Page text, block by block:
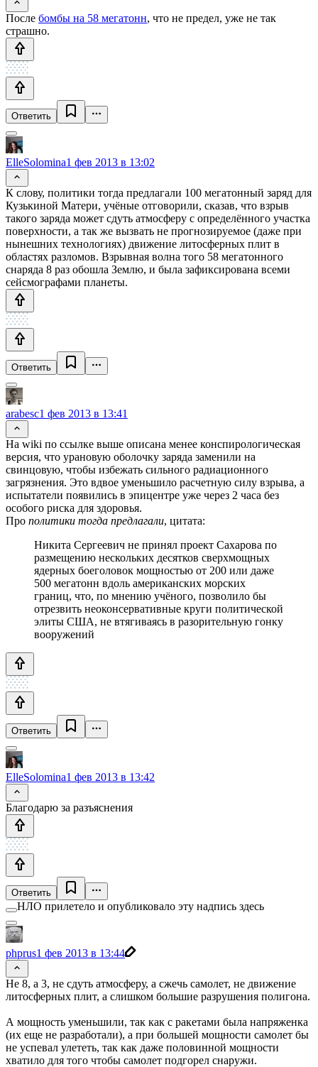
После бомбы на 58 мегатонн, что не предел, уже не так
страшно.
Ответить
ElleSolomina1 фев 2013 в 13:02
К слову, политики тогда предлагали 100 мегатонный заряд для
Кузькиной Матери, учёные отговорили, сказав, что взрыв
такого заряда может сдуть атмосферу с определённого участка
поверхности, а так же вызвать не прогнозируемое (даже при
нынешних технологиях) движение литосферных плит в
областях разломов. Взрывная волна того 58 мегатонного
снаряда 8 раз обошла Землю, и была зафиксирована всеми
сейсмографами планеты.
Ответить
arabesc1 фев 2013 в 13:41
На wiki по ссылке выше описана менее конспирологическая
версия, что урановую оболочку заряда заменили на
свинцовую, чтобы избежать сильного радиационного
загрязнения. Это вдвое уменьшило расчетную силу взрыва, а
испытатели появились в эпицентре уже через 2 часа без
особого риска для здоровья.
Про политики тогда предлагали, цитата:
Никита Сергеевич не принял проект Сахарова по
размещению нескольких десятков сверхмощных
ядерных боеголовок мощностью от 200 или даже
500 мегатонн вдоль американских морских
границ, что, по мнению учёного, позволило бы
отрезвить неоконсервативные круги политической
элиты США, не втягиваясь в разорительную гонку
вооружений
Ответить
ElleSolomina1 фев 2013 в 13:42
Благодарю за разъяснения
Ответить
НЛО прилетело и опубликовало эту надпись здесь
phprus1 фев 2013 в 13:44
Не 8, а 3, не сдуть атмосферу, а сжечь самолет, не движение
литосферных плит, а слишком большие разрушения полигона.
А мощность уменьшили, так как с ракетами была напряженка
(их еще не разработали), а при большей мощности самолет бы
не успевал улететь, так как даже половинной мощности
хватило для того чтобы самолет подгорел снаружи.